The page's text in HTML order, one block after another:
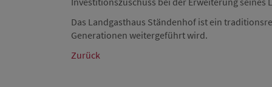
Das Landgasthaus Ständenhof ist ein
Generationen weitergeführt wird.
Zurück